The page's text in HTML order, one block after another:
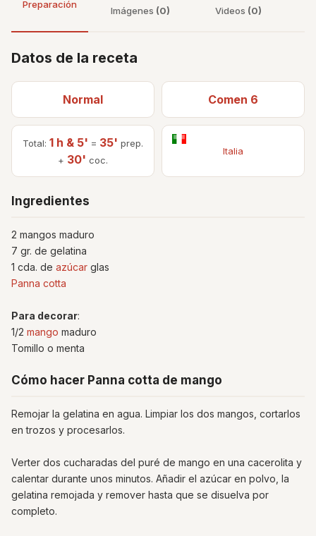
Preparación
Imágenes (0) Videos (0)
Datos de la receta
Normal Comen 6
Total: 1 h & 5' = 35' prep.
+ 30' coc.
Italia
Ingredientes
2 mangos maduro
7 gr. de gelatina
1 cda. de azúcar glas
Panna cotta
Para decorar:
1/2 mango maduro
Tomillo o menta
Cómo hacer Panna cotta de mango
Remojar la gelatina en agua. Limpiar los dos mangos, cortarlos
en trozos y procesarlos.
Verter dos cucharadas del puré de mango en una cacerolita y
calentar durante unos minutos. Añadir el azúcar en polvo, la
gelatina remojada y remover hasta que se disuelva por
completo.